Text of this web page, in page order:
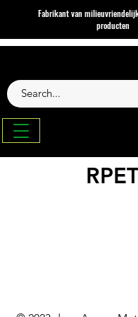
Fabrikant van
producten